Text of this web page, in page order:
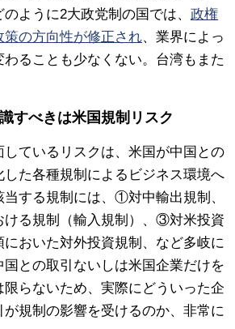
ように2大政党制の国では、 政権
の方向性が修正され、業界によっ
ることも少なくない。台湾もまた
すべきは米国規制リスク
ているリスクは、米国が中国との
た各種規制によるビジネス環境へ
する規制には、①対中輸出規制、
る規制（輸入規制）、③対米投資
おいた対外投資規制、など多岐に
との取引ないしは米国企業だけを
らないため、実際にどういった企
規制の影響を受けるのか、非常に